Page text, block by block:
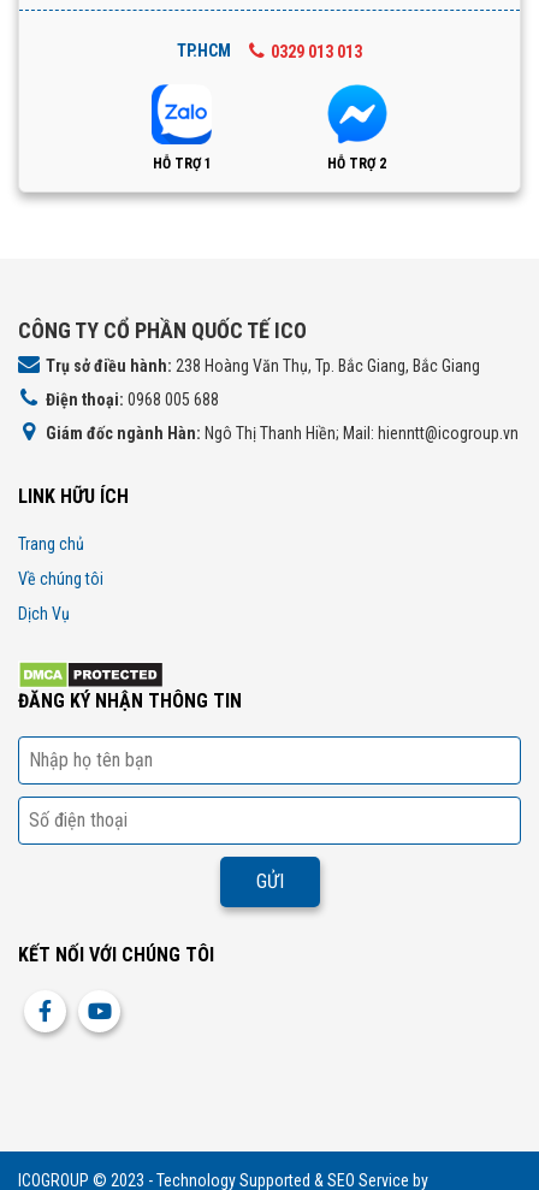
TP.HCM 0329 013 013
HỖ TRỢ 1 HỖ TRỢ 2
CÔNG TY CỔ PHẦN QUỐC TẾ ICO
Trụ sở điều hành: 238 Hoàng Văn Thụ, Tp. Bắc Giang, Bắc Giang
Điện thoại: 0968 005 688
Giám đốc ngành Hàn: Ngô Thị Thanh Hiền; Mail: hienntt@icogroup.vn
LINK HỮU ÍCH
Trang chủ
Về chúng tôi
Dịch Vụ
ĐĂNG KÝ NHẬN THÔNG TIN
KẾT NỐI VỚI CHÚNG TÔI
ICOGROUP © 2023 - Technology Supported & SEO Service by